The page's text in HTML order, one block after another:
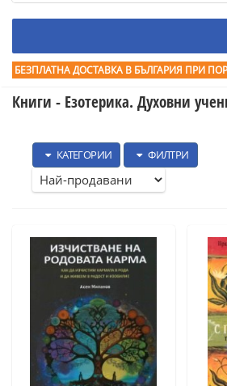
БЕЗПЛАТНА ДОСТАВКА В БЪЛГАРИЯ ПРИ
Книги - Езотерика. Духовни
КАТЕГОРИИ ФИЛТРИ